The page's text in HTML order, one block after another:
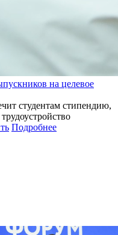
на целевое
студентам стипендию,
Подробнее